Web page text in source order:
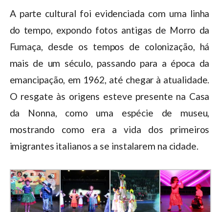
A parte cultural foi evidenciada com uma linha
do tempo, expondo fotos antigas de Morro da
Fumaça, desde os tempos de colonização, há
mais de um século, passando para a época da
emancipação, em 1962, até chegar à atualidade.
O resgate às origens esteve presente na Casa
da Nonna, como uma espécie de museu,
mostrando como era a vida dos primeiros
imigrantes italianos a se instalarem na cidade.